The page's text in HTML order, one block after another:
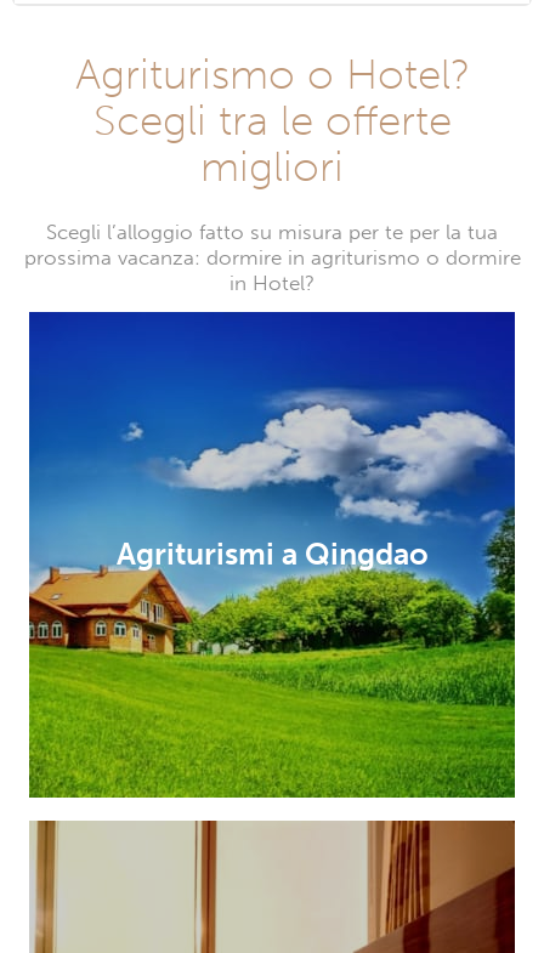
Agriturismo o Hotel?
Scegli tra le offerte
migliori
Scegli l’alloggio fatto su misura per te per la tua
prossima vacanza: dormire in agriturismo o dormire
in Hotel?
Agriturismi a Qingdao